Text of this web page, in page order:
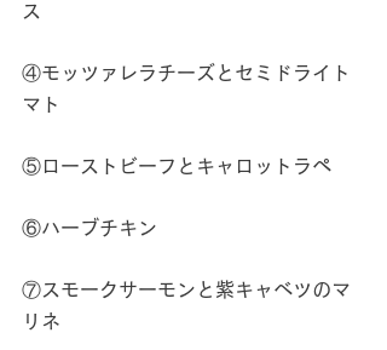
ス
④モッツァレラチーズとセミドライト
マト
⑤ローストビーフとキャロットラペ
⑥ハーブチキン
⑦スモークサーモンと紫キャベツのマ
リネ